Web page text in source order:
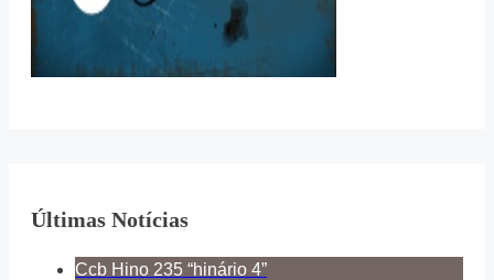
Últimas Notícias
Ccb Hino 235 “hinário 4”